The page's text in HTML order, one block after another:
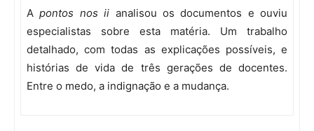
Apontos nos ii analisou os documentos e ouviu
especialistas sobre esta matéria. Um trabalho
detalhado, com todas as explicações possíveis, e
histórias de vida de três gerações de docentes.
Entre o medo, a indignação e a mudança.